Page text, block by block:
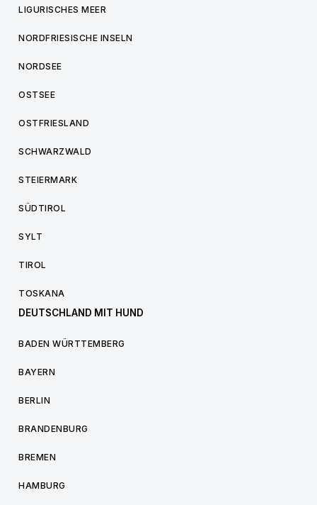
LIGURISCHES MEER
NORDFRIESISCHE INSELN
NORDSEE
OSTSEE
OSTFRIESLAND
SCHWARZWALD
STEIERMARK
SÜDTIROL
SYLT
TIROL
TOSKANA
DEUTSCHLAND MIT HUND
BADEN WÜRTTEMBERG
BAYERN
BERLIN
BRANDENBURG
BREMEN
HAMBURG